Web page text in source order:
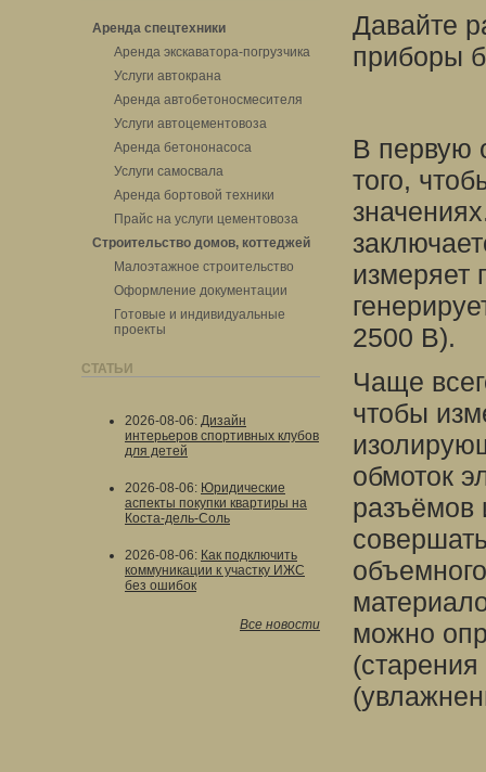
Аренда спецтехники
Аренда экскаватора-погрузчика
Услуги автокрана
Аренда автобетоносмесителя
Услуги автоцементовоза
Аренда бетононасоса
Услуги самосвала
Аренда бортовой техники
Прайс на услуги цементовоза
Строительство домов, коттеджей
Малоэтажное строительство
Оформление документации
Готовые и индивидуальные
проекты
СТАТЬИ
2026-08-06: Дизайн
интерьеров спортивных клубов
для детей
2026-08-06: Юридические
аспекты покупки квартиры на
Коста-дель-Соль
2026-08-06: Как подключить
коммуникации к участку ИЖС
без ошибок
Все новости
Давайте
приборы
В первую
того,
измеряет
2500 В).
Чаще
чтобы
обмоток
разъёмов
можно